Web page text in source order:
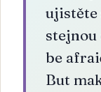
ujistěte
stejnou
be
But